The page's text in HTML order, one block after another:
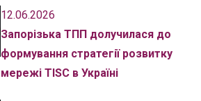
12.06.2026
Запорізька ТПП долучилася до
формування стратегії розвитку
мережі TISC в Україні